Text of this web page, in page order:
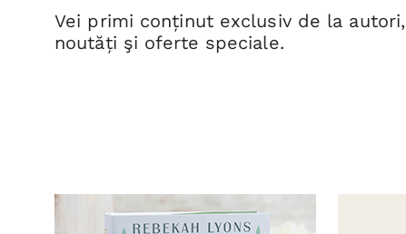
Vei primi conținut exclusiv de la autori,
noutăți şi oferte speciale.